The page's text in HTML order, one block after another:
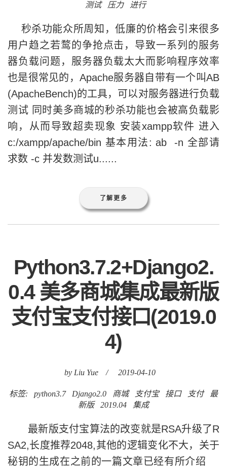
测试
压力 进行
秒杀功能众所周知，低廉的价格会引来很多
用户趋之若鹜的争抢点击，导致一系列的服务
器负载问题，服务器负载太大而影响程序效率
也是很常见的，Apache服务器自带有一个叫AB
(ApacheBench)的工具，可以对服务器进行负载
测试 同时美多商城的秒杀功能也会被高负载影
响，从而导致超卖现象 安装xampp软件 进入
c:/xampp/apache/bin 基本用法: ab -n 全部请
求数 -c 并发数测试u......
了解更多
Python3.7.2+Django2.
0.4 美多商城集成最新版
支付宝支付接口(2019.0
4)
by Liu Yue / 2019-04-10
标签: python3.7 Django2.0 商城 支付宝 接口 支付
最
新版
2019.04 集成
最新版支付宝算法的改变就是RSA升级了R
SA2,长度推荐2048,其他的逻辑变化不大，关于
秘钥的生成在之前的一篇文章已经有所介绍